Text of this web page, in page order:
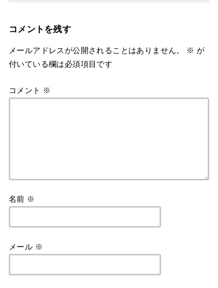
コメントを残す
メールアドレスが公開されることはありません。 ※ が
付いている欄は必須項目です
コメント ※
名前 ※
メール ※